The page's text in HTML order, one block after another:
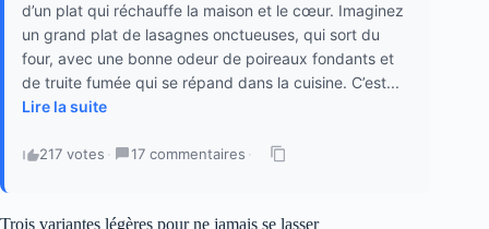
d’un plat qui réchauffe la maison et le cœur. Imaginez
un grand plat de lasagnes onctueuses, qui sort du
four, avec une bonne odeur de poireaux fondants et
de truite fumée qui se répand dans la cuisine. C’est...
Lire la suite
217 votes · 17 commentaires ·
Trois variantes légères pour ne jamais se lasser